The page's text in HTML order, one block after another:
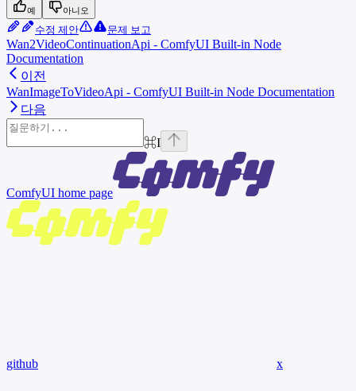
예 아니오
수정 제안 문제 보고
Wan2VideoContinuationApi - ComfyUI Built-in Node
Documentation
이전
WanImageToVideoApi - ComfyUI Built-in Node Documentation
다음
⌘I
ComfyUI home page
github x